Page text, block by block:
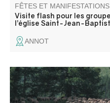
FÊTES ET MANIFESTATIONS
Visite flash pour les
l’église Saint-Jean-
ANNOT
Les photos d’Emmanuel
professionnel, représentent